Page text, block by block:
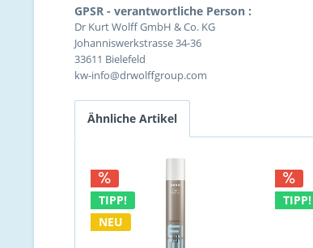
GPSR - verantwortliche Person :
Dr Kurt Wolff GmbH & Co. KG
Johanniswerkstrasse 34-36
33611 Bielefeld
kw-info@drwolffgroup.com
Ähnliche Artikel
TIPP!
NEU
TIPP!